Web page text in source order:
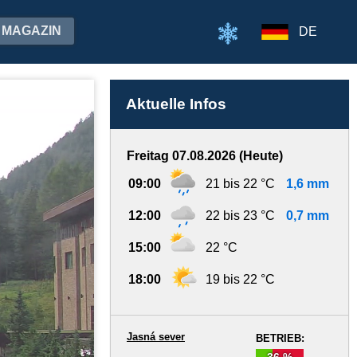
MAGAZIN DE
Aktuelle Infos
Freitag 07.08.2026 (Heute)
09:00 21 bis 22 °C 1,6 mm
12:00 22 bis 23 °C 0,7 mm
15:00 22 °C
18:00 19 bis 22 °C
BETRIEB:
Jasná sever